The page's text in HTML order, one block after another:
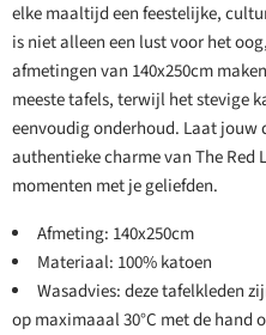
elke maaltijd een feestelijke,
is niet alleen een lust voor het
afmetingen van 140x250cm
meeste tafels, terwijl het stevige
eenvoudig onderhoud. Laat jouw
authentieke charme van The Red
momenten met je geliefden.
Afmeting: 140x250cm
Materiaal: 100% katoen
Wasadvies: deze tafelkleden
op maximaaal 30°C met de hand